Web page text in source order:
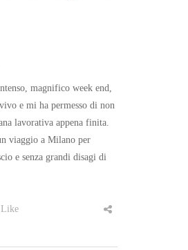
magnifico week end,
e mi ha permesso di non
lavorativa appena finita.
viaggio a Milano per
e senza grandi disagi di
Like